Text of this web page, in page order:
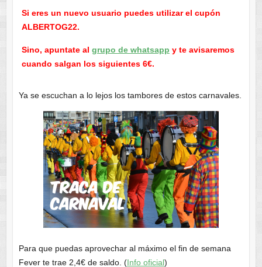
Si eres un nuevo usuario puedes utilizar el cupón
ALBERTOG22.
Sino, apuntate al grupo de whatsapp y te avisaremos
cuando salgan los siguientes 6€.
Ya se escuchan a lo lejos los tambores de estos carnavales.
Para que puedas aprovechar al máximo el fin de semana
Fever te trae 2,4€ de saldo. (Info oficial)